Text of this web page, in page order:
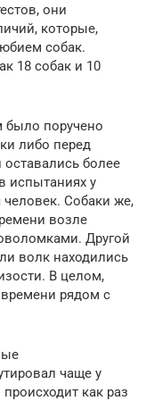
они
которые,
собак.
18 собак и 10
было поручено
либо перед
более
испытаниях у
человек. Собаки же,
возле
Другой
волк находились
В целом,
рядом с
чаще у
как раз